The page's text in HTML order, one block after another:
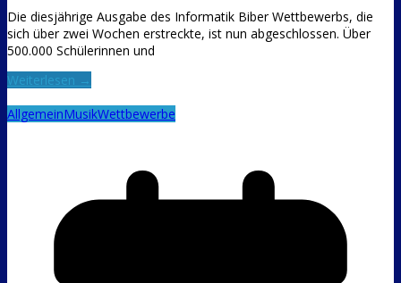
Die diesjährige Ausgabe des Informatik Biber Wettbewerbs, die
sich über zwei Wochen erstreckte, ist nun abgeschlossen. Über
500.000 Schülerinnen und
Weiterlesen →
AllgemeinMusikWettbewerbe